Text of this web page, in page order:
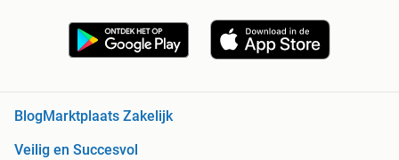
BlogMarktplaats Zakelijk
Veilig en Succesvol